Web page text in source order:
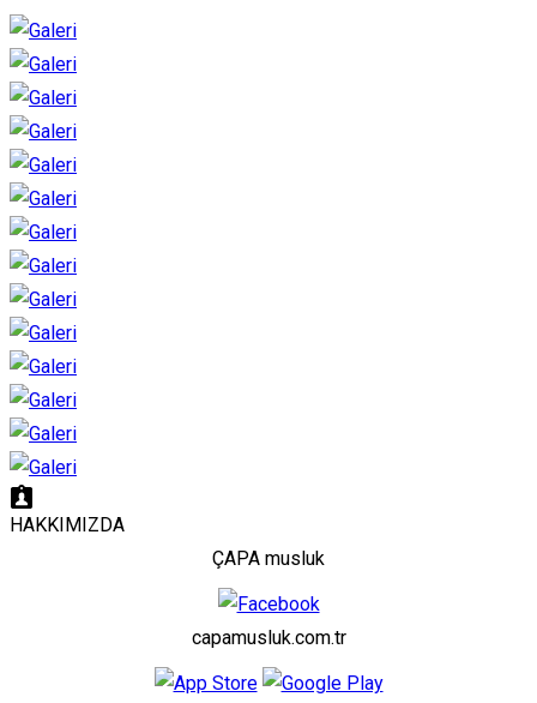
HAKKIMIZDA
ÇAPA musluk
capamusluk.com.tr